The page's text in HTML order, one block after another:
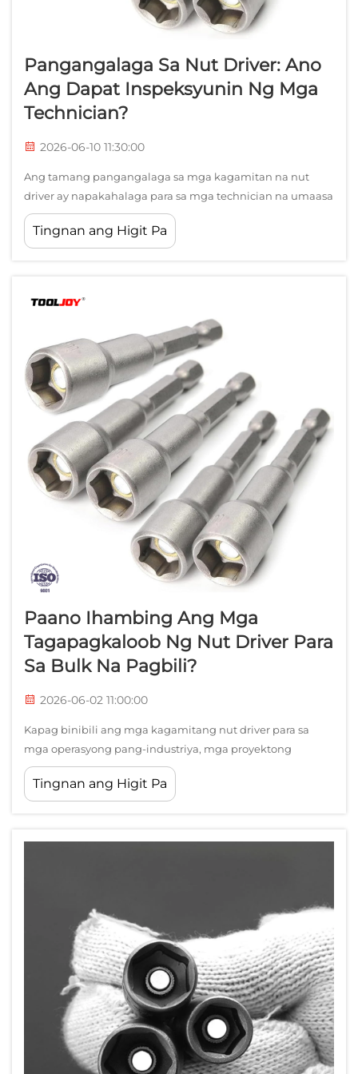
Pangangalaga Sa Nut Driver: Ano
Ang Dapat Inspeksyunin Ng Mga
Technician?
2026-06-10 11:30:00
Ang tamang pangangalaga sa mga kagamitan na nut
driver ay napakahalaga para sa mga technician na umaasa
sa pare-parehong pagganap at kahusayan sa kanilang
pang-araw-araw na gawain. Ang regular na inspeksyon ay
Tingnan ang Higit Pa
Paano Ihambing Ang Mga
Tagapagkaloob Ng Nut Driver Para
Sa Bulk Na Pagbili?
2026-06-02 11:00:00
Kapag binibili ang mga kagamitang nut driver para sa
mga operasyong pang-industriya, mga proyektong
pangkonstruksyon, o komersyal na aplikasyon, ang proseso
ng pagpili ng tagapagkaloob ay naging napakahalaga
Tingnan ang Higit Pa